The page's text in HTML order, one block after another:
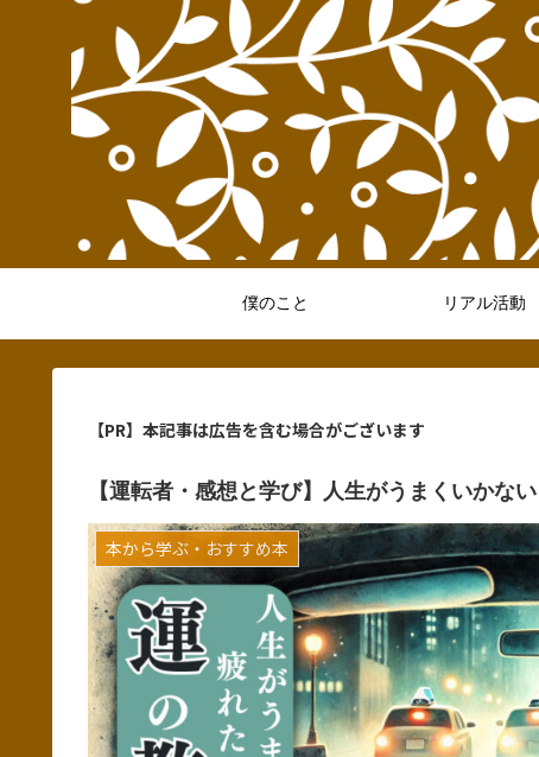
僕のこと リアル活動
【PR】本記事は広告を含む場合がございます
【運転者・感想と学び】人生がうまくいかな
本から学ぶ・おすすめ本